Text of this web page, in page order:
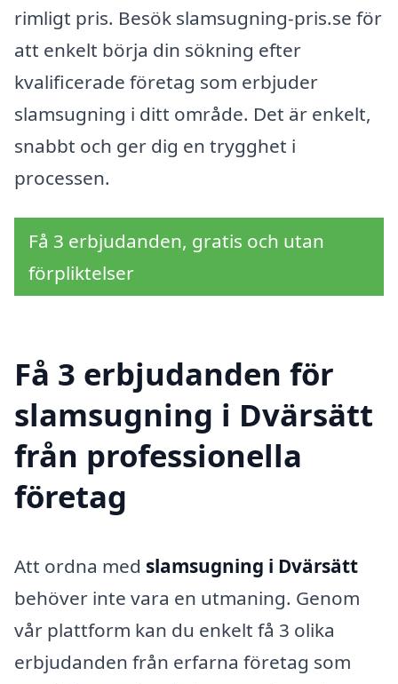
rimligt pris. Besök slamsugning-pris.se för
att enkelt börja din sökning efter
kvalificerade företag som erbjuder
slamsugning i ditt område. Det är enkelt,
snabbt och ger dig en trygghet i
processen.
Få 3 erbjudanden, gratis och utan
förpliktelser
Få 3 erbjudanden för
slamsugning i Dvärsätt
från professionella
företag
Att ordna med slamsugning i Dvärsätt
behöver inte vara en utmaning. Genom
vår plattform kan du enkelt få 3 olika
erbjudanden från erfarna företag som